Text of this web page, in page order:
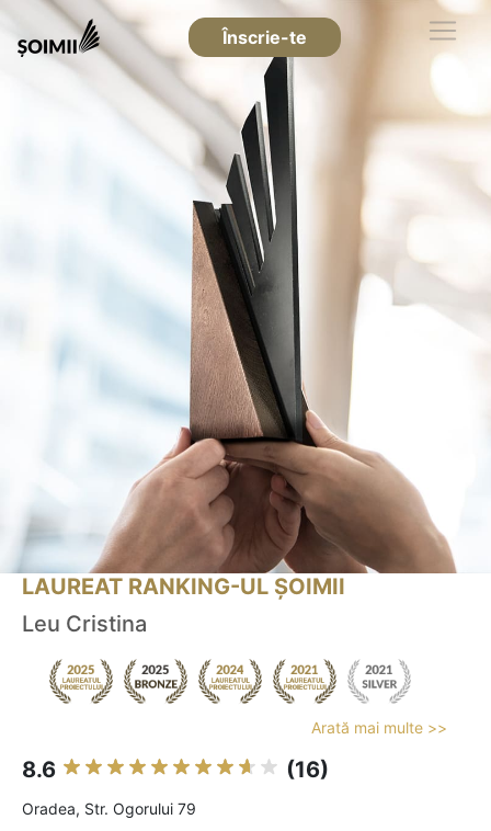
Înscrie-te
LAUREAT RANKING-UL ȘOIMII
Leu Cristina
Arată mai multe >>
8.6 (16)
Oradea, Str. Ogorului 79